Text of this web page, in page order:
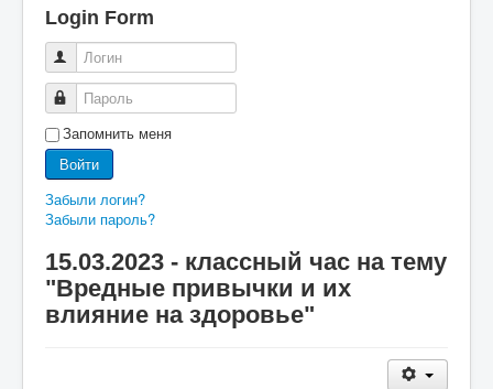
Login Form
Логин
Пароль
Запомнить меня
Войти
Забыли логин?
Забыли пароль?
15.03.2023 - классный час на тему
"Вредные привычки и их
влияние на здоровье"